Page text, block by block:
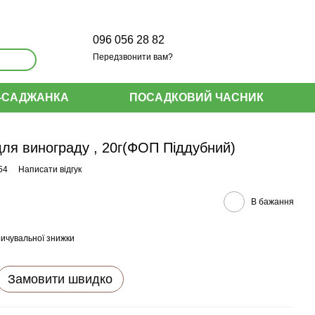
096 056 28 82
Передзвонити вам?
САДЖАНКА ПОСАДКОВИЙ ЧАСНИК
винограду , 20г(ФОП Піддубний)
Написати відгук
В бажання
знижки
Замовити швидко